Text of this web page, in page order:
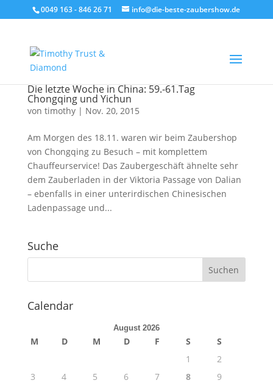
0049 163 - 846 26 71 info@die-beste-zaubershow.de
Die letzte Woche in China: 59.-61.Tag
Chongqing und Yichun
von timothy| Nov. 20, 2015
Am Morgen des 18.11. waren wir beim Zaubershop
von Chongqing zu Besuch – mit komplettem
Chauffeurservice! Das Zaubergeschäft ähnelte sehr
dem Zauberladen in der Viktoria Passage von Dalian
– ebenfalls in einer unterirdischen Chinesischen
Ladenpassage und...
Suche
Calendar
August 2026
M D M D F S
S
1
2
3
4 5 6 7 8
9